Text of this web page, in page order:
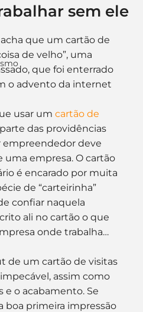
sem ele
estrelas.
que um cartão de
de velho”, uma
que foi enterrado
o advento da internet
usar um cartão de
das providências
empreendedor deve
uma empresa. O cartão
é encarado por muita
de “carteirinha”
confiar naquela
ali no cartão o que
onde trabalha…
de um cartão de visitas
assim como
e o acabamento. Se
boa primeira impressão